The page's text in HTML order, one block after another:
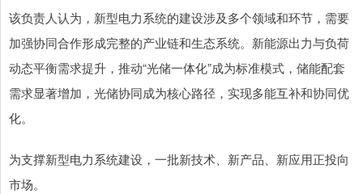
该负责人认为，新型电力系统的建设涉及多个领域和环节，需要
加强协同合作形成完整的产业链和生态系统。新能源出力与负荷
动态平衡需求提升，推动“光储一体化”成为标准模式，储能配套
需求显著增加，光储协同成为核心路径，实现多能互补和协同优
化。
为支撑新型电力系统建设，一批新技术、新产品、新应用正投向
市场。